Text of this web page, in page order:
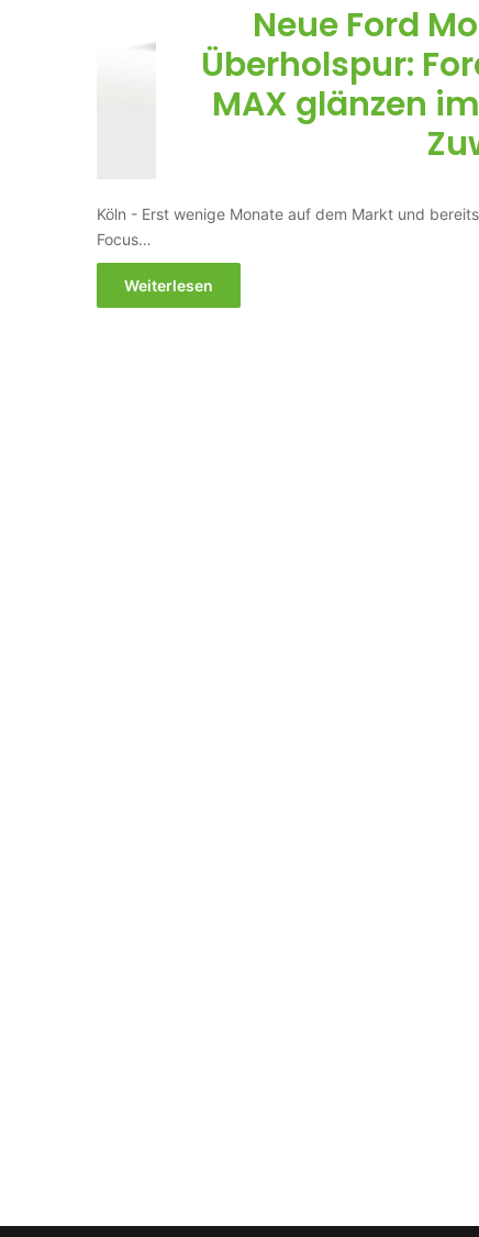
Neue Ford
Überholspur:
MAX glänzen
Köln - Erst wenige Monate auf dem Markt und
Focus…
Weiterlesen